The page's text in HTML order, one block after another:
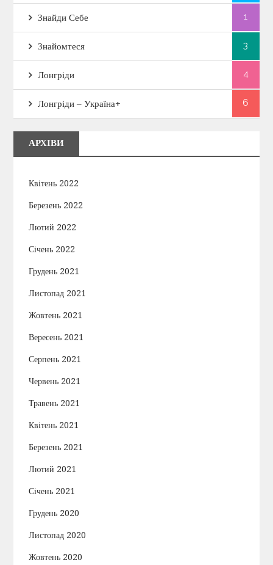
Знайди Себе 1
Знайомтеся 3
Лонгріди 4
Лонгріди – Україна+ 6
АРХІВИ
Квітень 2022
Березень 2022
Лютий 2022
Січень 2022
Грудень 2021
Листопад 2021
Жовтень 2021
Вересень 2021
Серпень 2021
Червень 2021
Травень 2021
Квітень 2021
Березень 2021
Лютий 2021
Січень 2021
Грудень 2020
Листопад 2020
Жовтень 2020